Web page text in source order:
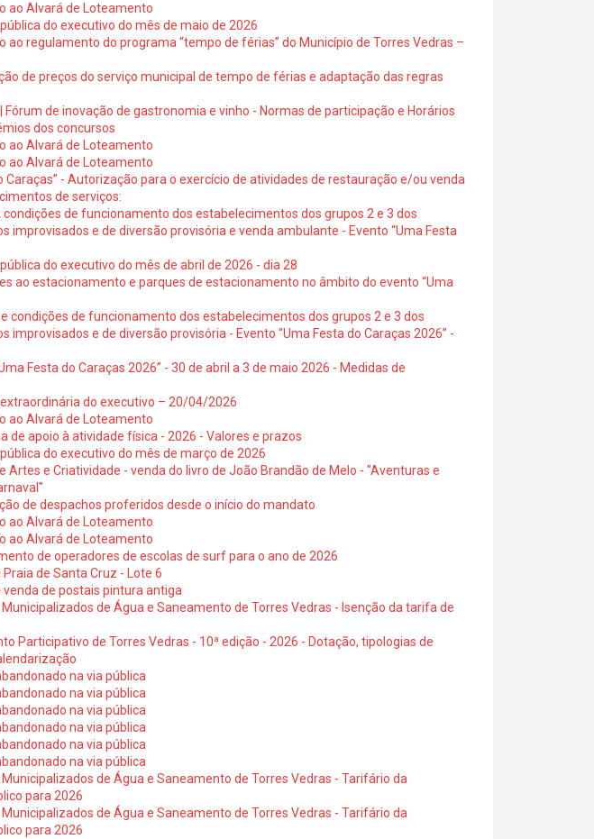
ao Alvará de Loteamento
do executivo do mês de maio de 2026
ao regulamento do programa “tempo de férias” do Município de Torres Vedras –
de preços do serviço municipal de tempo de férias e adaptação das regras
Fórum de inovação de gastronomia e vinho - Normas de participação e Horários
dos concursos
ao Alvará de Loteamento
ao Alvará de Loteamento
Caraças” - Autorização para o exercício de atividades de restauração e/ou venda
de serviços:
condições de funcionamento dos estabelecimentos dos grupos 2 e 3 dos
improvisados e de diversão provisória e venda ambulante - Evento “Uma Festa
do executivo do mês de abril de 2026 - dia 28
ao estacionamento e parques de estacionamento no âmbito do evento “Uma
condições de funcionamento dos estabelecimentos dos grupos 2 e 3 dos
improvisados e de diversão provisória - Evento “Uma Festa do Caraças 2026” -
Festa do Caraças 2026” - 30 de abril a 3 de maio 2026 - Medidas de
do executivo – 20/04/2026
ao Alvará de Loteamento
de apoio à atividade física - 2026 - Valores e prazos
do executivo do mês de março de 2026
Artes e Criatividade - venda do livro de João Brandão de Melo - "Aventuras e
de despachos proferidos desde o início do mandato
ao Alvará de Loteamento
ao Alvará de Loteamento
de operadores de escolas de surf para o ano de 2026
de Santa Cruz - Lote 6
venda de postais pintura antiga
de Água e Saneamento de Torres Vedras - Isenção da tarifa de
Participativo de Torres Vedras - 10ª edição - 2026 - Dotação, tipologias de
na via pública
na via pública
na via pública
na via pública
na via pública
na via pública
de Água e Saneamento de Torres Vedras - Tarifário da
para 2026
de Água e Saneamento de Torres Vedras - Tarifário da
para 2026